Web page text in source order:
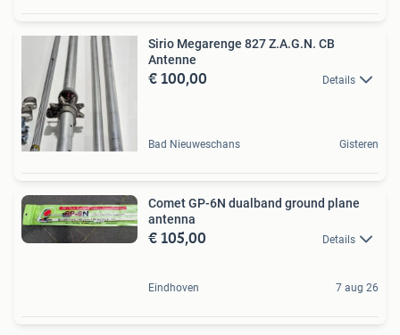
Sirio Megarenge 827 Z.A.G.N. CB
Antenne
€ 100,00 Details
Bad Nieuweschans Gisteren
Comet GP-6N dualband ground plane
antenna
€ 105,00 Details
Eindhoven 7 aug 26